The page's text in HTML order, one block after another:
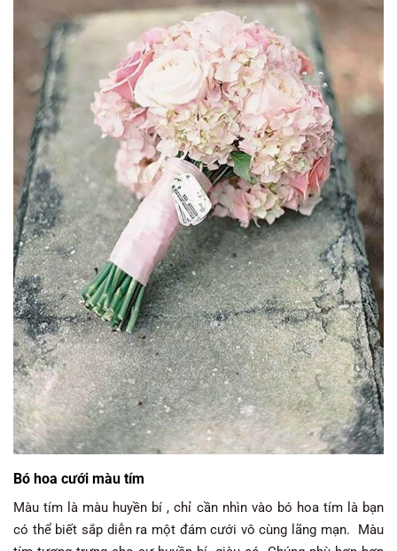
Bó hoa cưới màu tím
Màu tím là màu huyền bí , chỉ cần nhìn vào bó hoa tím là bạn
có thể biết sắp diễn ra một đám cưới vô cùng lãng mạn. Màu